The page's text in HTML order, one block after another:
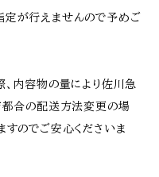
が行えませんので予めご
内容物の量により佐川急
都合の配送方法変更の場
のでご安心くださいま